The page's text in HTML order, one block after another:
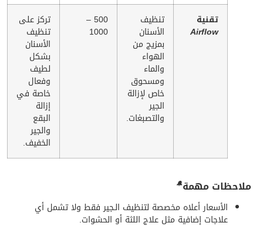
تقنية
Airflow
تنظيف
الأسنان
بمزيج من
الهواء
والماء
ومسحوق
خاص لإزالة
الجير
والتصبغات.
500 –
1000
تركز على
تنظيف
الأسنان
بشكل
لطيف
وفعال
خاصة في
إزالة
البقع
والجير
الخفيف.
ملاحظات مهمة🔔
الأسعار أعلاه مخصصة لتنظيف الـجير فقط ولا تشمل أي
علاجات إضافية مثل علاج اللثة أو الحشوات.